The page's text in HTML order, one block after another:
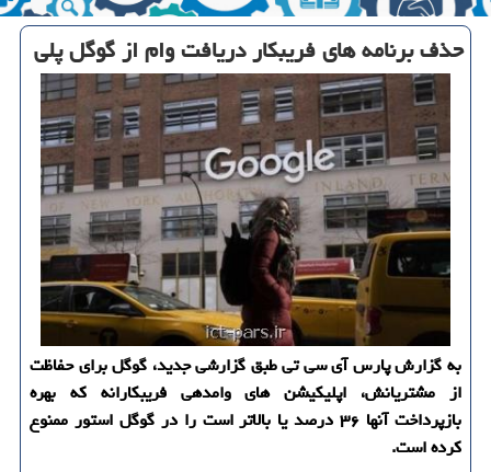
حذف برنامه های فریبكار دریافت وام از گوگل پلی
به گزارش پارس آی سی تی طبق گزارشی جدید، گوگل برای حفاظت
از مشتریانش، اپلیكیشن های وامدهی فریبكارانه كه بهره
بازپرداخت آنها ۳۶ درصد یا بالاتر است را در گوگل استور ممنوع
كرده است.